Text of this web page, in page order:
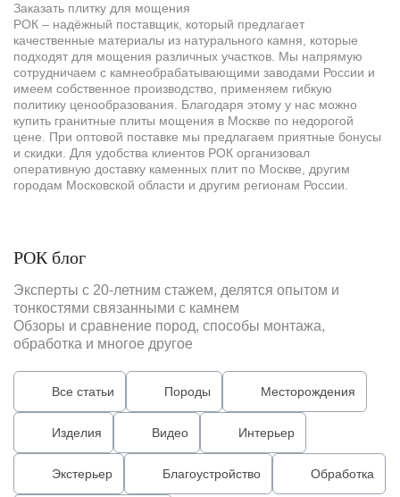
Заказать плитку для мощения
РОК – надёжный поставщик, который предлагает
качественные материалы из натурального камня, которые
подходят для мощения различных участков. Мы напрямую
сотрудничаем с камнеобрабатывающими заводами России и
имеем собственное производство, применяем гибкую
политику ценообразования. Благодаря этому у нас можно
купить гранитные плиты мощения в Москве по недорогой
цене. При оптовой поставке мы предлагаем приятные бонусы
и скидки. Для удобства клиентов РОК организовал
оперативную доставку каменных плит по Москве, другим
городам Московской области и другим регионам России.
РОК блог
Эксперты с 20-летним стажем, делятся опытом и
тонкостями связанными с камнем
Обзоры и сравнение пород, способы монтажа,
обработка и многое другое
Все статьи Породы Месторождения
Изделия Видео Интерьер
Экстерьер Благоустройство Обработка